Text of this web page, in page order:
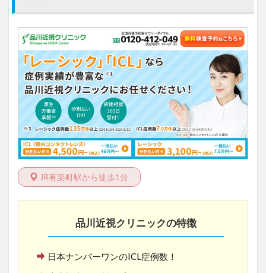
JR有楽町駅から徒歩1分
品川近視クリニックの特徴
日本ナンバーワンのICL症例数！